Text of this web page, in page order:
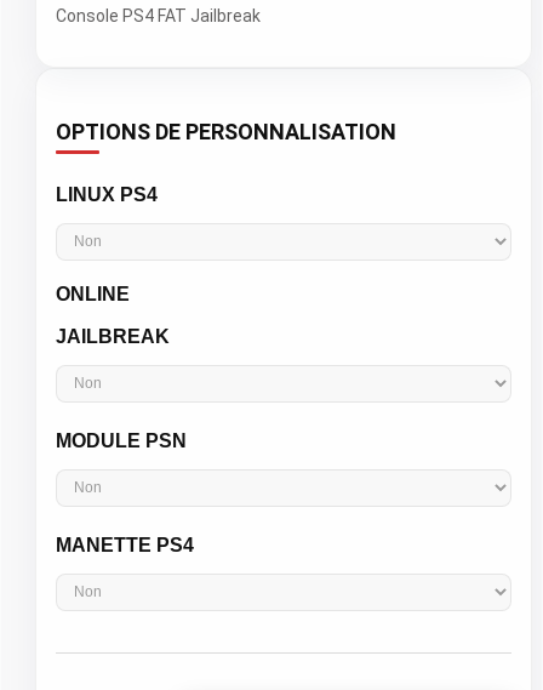
OPTIONS DE PERSONNALISATION
LINUX PS4
ONLINE
JAILBREAK
MODULE PSN
MANETTE PS4
Console PS4 FAT Jailbreak